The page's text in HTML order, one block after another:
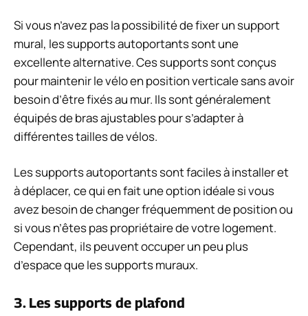
Si vous n’avez pas la possibilité de fixer un support
mural, les supports autoportants sont une
excellente alternative. Ces supports sont conçus
pour maintenir le vélo en position verticale sans avoir
besoin d’être fixés au mur. Ils sont généralement
équipés de bras ajustables pour s’adapter à
différentes tailles de vélos.
Les supports autoportants sont faciles à installer et
à déplacer, ce qui en fait une option idéale si vous
avez besoin de changer fréquemment de position ou
si vous n’êtes pas propriétaire de votre logement.
Cependant, ils peuvent occuper un peu plus
d’espace que les supports muraux.
3. Les supports de plafond